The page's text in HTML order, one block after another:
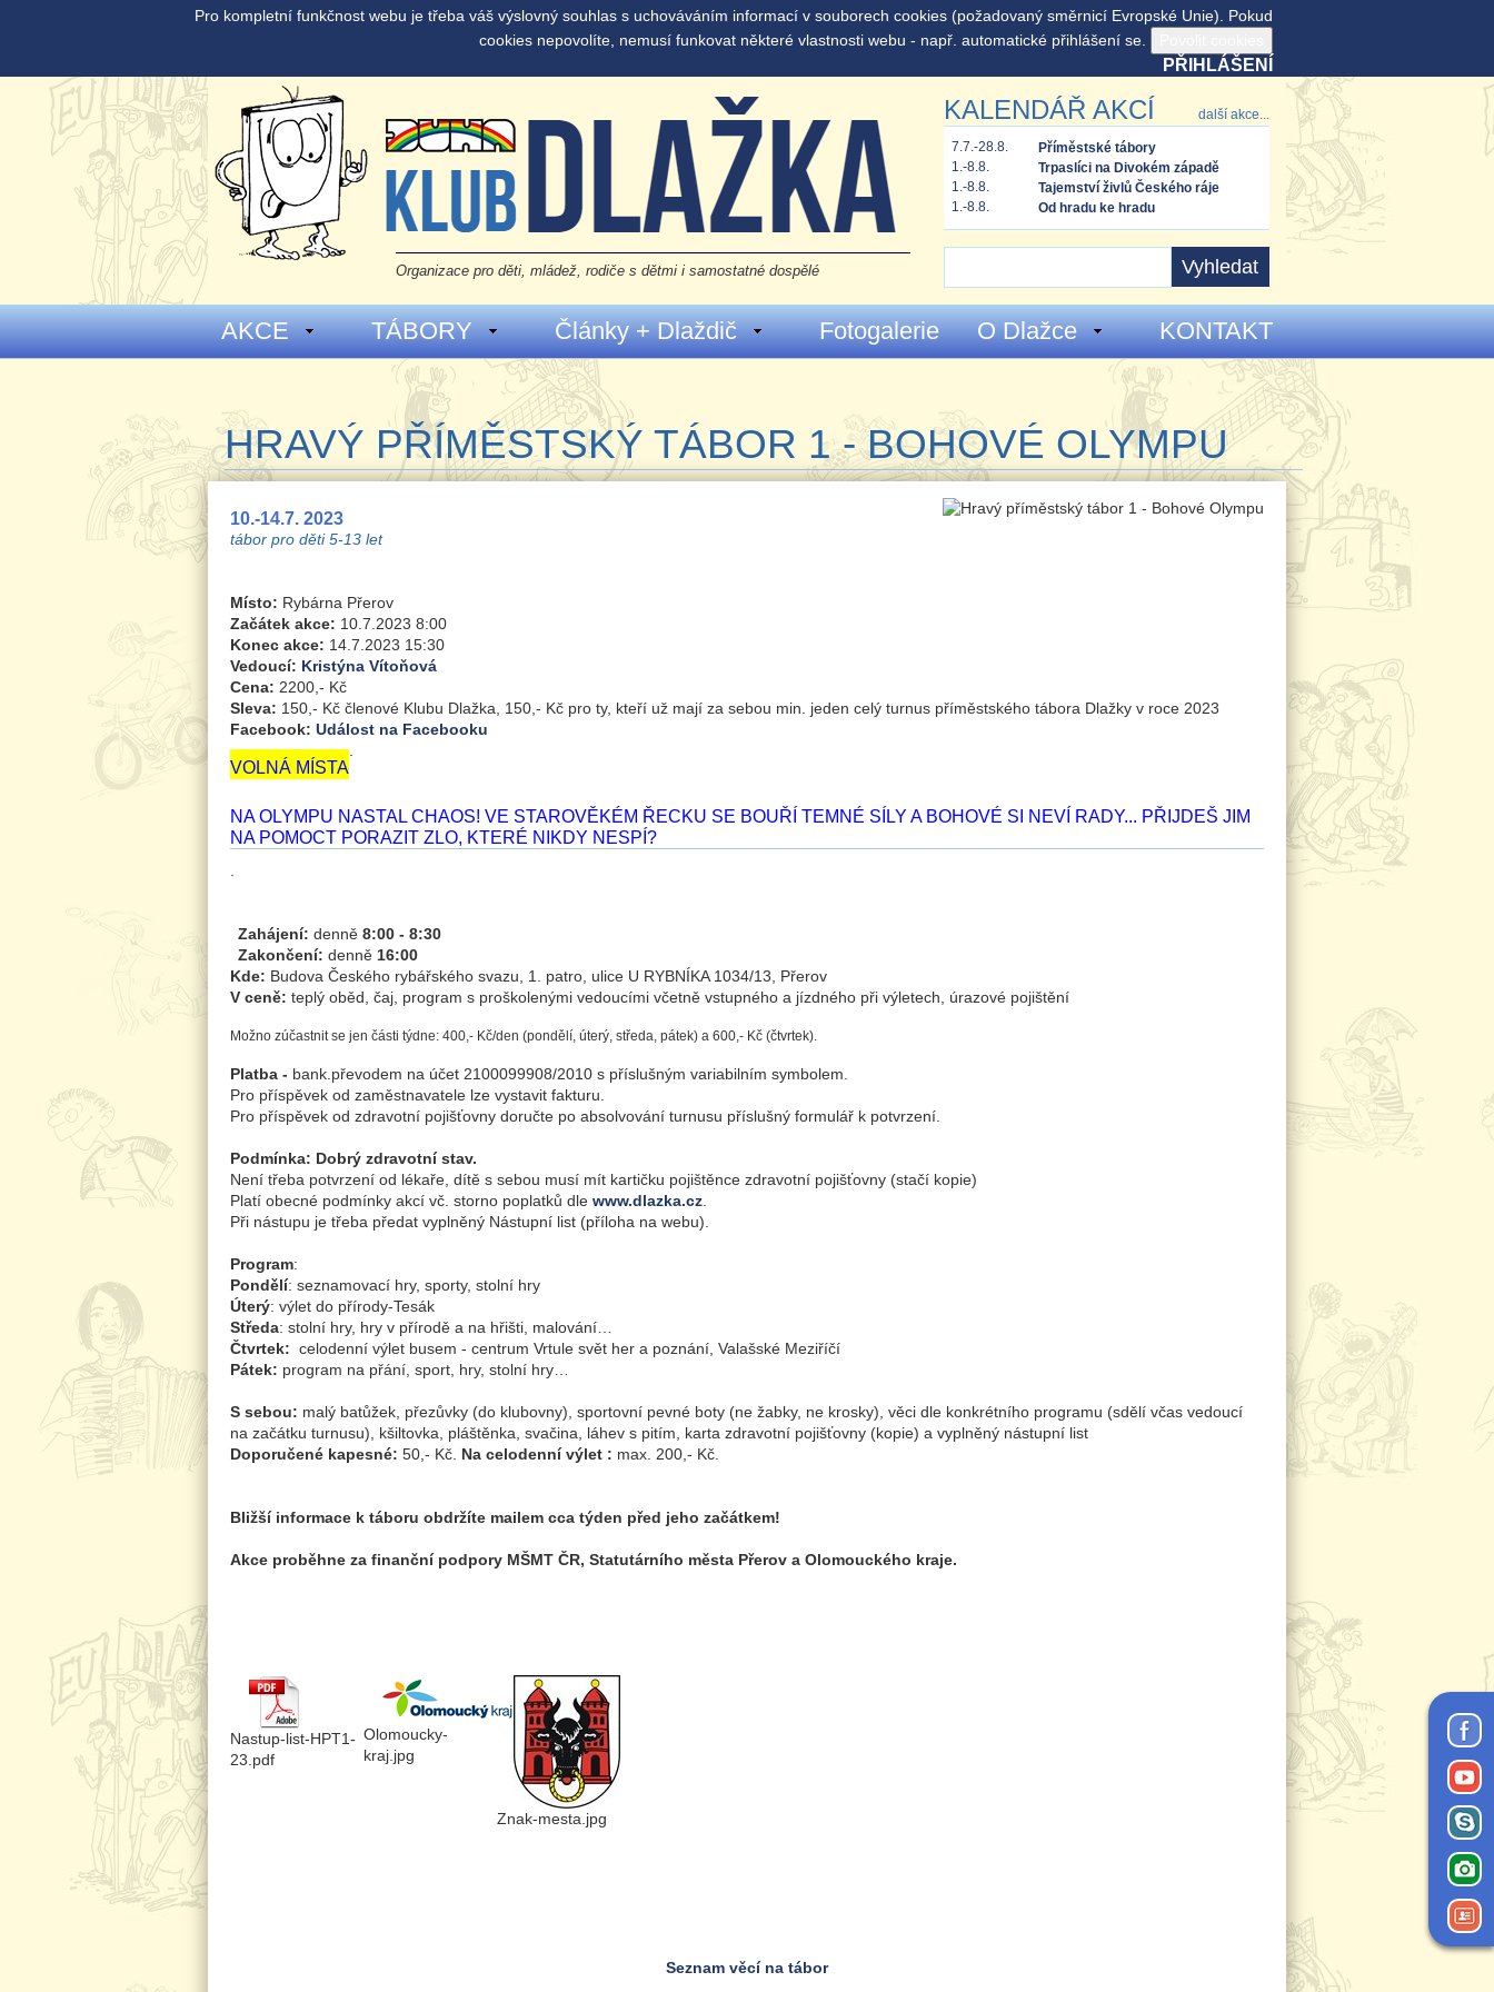
Pro kompletní funkčnost webu je třeba váš výslovný souhlas s uchováváním informací v souborech cookies (požadovaný směrnicí Evropské Unie). Pokud
cookies nepovolíte, nemusí funkovat některé vlastnosti webu - např. automatické přihlášení se.
PŘIHLÁŠENÍ
Organizace pro děti, mládež, rodiče s dětmi i samostatné dospělé
KALENDÁŘ AKCÍ další akce...
7.7.-28.8.
Příměstské tábory
1.-8.8.
Trpaslíci na Divokém západě
1.-8.8.
Tajemství živlů Českého ráje
1.-8.8.
Od hradu ke hradu
AKCE TÁBORY Články + Dlaždič Fotogalerie O Dlažce KONTAKT
HRAVÝ PŘÍMĚSTSKÝ TÁBOR 1 - BOHOVÉ OLYMPU
10.-14.7. 2023
tábor pro děti 5-13 let
Místo: Rybárna Přerov
Začátek akce: 10.7.2023 8:00
Konec akce: 14.7.2023 15:30
Vedoucí: Kristýna Vítoňová
Cena: 2200,- Kč
Sleva: 150,- Kč členové Klubu Dlažka, 150,- Kč pro ty, kteří už mají za sebou min. jeden celý turnus příměstského tábora Dlažky v roce 2023
Facebook: Událost na Facebooku
VOLNÁ MÍSTA
NA OLYMPU NASTAL CHAOS! VE STAROVĚKÉM ŘECKU SE BOUŘÍ TEMNÉ SÍLY A BOHOVÉ SI NEVÍ RADY... PŘIJDEŠ JIM
NA POMOCT PORAZIT ZLO, KTERÉ NIKDY NESPÍ?
Zahájení: denně 8:00 - 8:30
Zakončení: denně 16:00
Kde: Budova Českého rybářského svazu, 1. patro, ulice U RYBNÍKA 1034/13, Přerov
V ceně: teplý oběd, čaj, program s proškolenými vedoucími včetně vstupného a jízdného při výletech, úrazové pojištění
Možno zúčastnit se jen části týdne: 400,- Kč/den (pondělí, úterý, středa, pátek) a 600,- Kč (čtvrtek).
Platba - bank.převodem na účet 2100099908/2010 s příslušným variabilním symbolem.
Pro příspěvek od zaměstnavatele lze vystavit fakturu.
Pro příspěvek od zdravotní pojišťovny doručte po absolvování turnusu příslušný formulář k potvrzení.
Podmínka: Dobrý zdravotní stav.
Není třeba potvrzení od lékaře, dítě s sebou musí mít kartičku pojištěnce zdravotní pojišťovny (stačí kopie)
Platí obecné podmínky akcí vč. storno poplatků dle www.dlazka.cz
Při nástupu je třeba předat vyplněný Nástupní list (příloha na webu).
Program:
Pondělí: seznamovací hry, sporty, stolní hry
Úterý: výlet do přírody-Tesák
Středa: stolní hry, hry v přírodě a na hřišti, malování…
Čtvrtek: celodenní výlet busem - centrum Vrtule svět her a poznání, Valašské Meziříčí
Pátek: program na přání, sport, hry, stolní hry…
S sebou: malý batůžek, přezůvky (do klubovny), sportovní pevné boty (ne žabky, ne krosky), věci dle konkrétního programu (sdělí včas vedoucí
na začátku turnusu), kšiltovka, pláštěnka, svačina, láhev s pitím, karta zdravotní pojišťovny (kopie) a vyplněný nástupní list
Doporučené kapesné: 50,- Kč. Na celodenní výlet : max. 200,- Kč.
Bližší informace k táboru obdržíte mailem cca týden před jeho začátkem!
Akce proběhne za finanční podpory MŠMT ČR, Statutárního města Přerov a Olomouckého kraje.
Nastup-list-HPT1-
23.pdf
Olomoucky-
kraj.jpg
Znak-mesta.jpg
Seznam věcí na tábor